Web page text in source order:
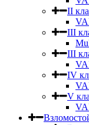
II
III
III
IV
V